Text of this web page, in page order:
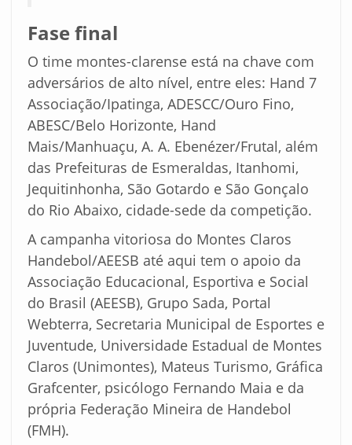
Fase final
O time montes-clarense está na chave com
adversários de alto nível, entre eles: Hand 7
Associação/Ipatinga, ADESCC/Ouro Fino,
ABESC/Belo Horizonte, Hand
Mais/Manhuaçu, A. A. Ebenézer/Frutal, além
das Prefeituras de Esmeraldas, Itanhomi,
Jequitinhonha, São Gotardo e São Gonçalo
do Rio Abaixo, cidade-sede da competição.
A campanha vitoriosa do Montes Claros
Handebol/AEESB até aqui tem o apoio da
Associação Educacional, Esportiva e Social
do Brasil (AEESB), Grupo Sada, Portal
Webterra, Secretaria Municipal de Esportes e
Juventude, Universidade Estadual de Montes
Claros (Unimontes), Mateus Turismo, Gráfica
Grafcenter, psicólogo Fernando Maia e da
própria Federação Mineira de Handebol
(FMH).